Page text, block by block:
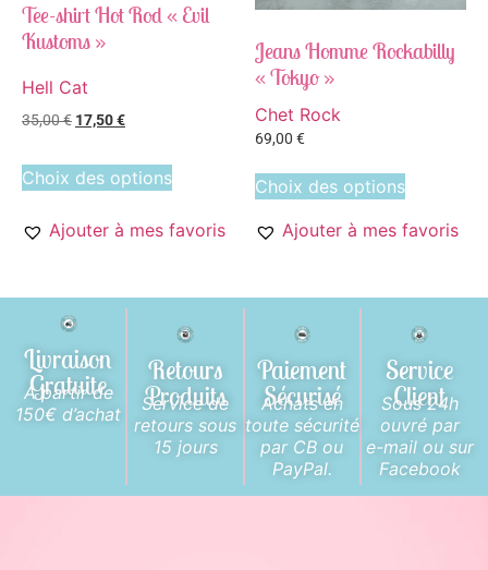
Tee-shirt Hot Rod « Evil
Kustoms »
Hell Cat
35,00€ 17,50€
Choix des options
Ajouter à mes favoris
Jeans Homme Rockabilly
« Tokyo »
Chet Rock
69,00 €
Choix des options
Ajouter à mes favoris
Livraison
Gratuite
A partir de
150€ d’achat
Retours
Produits
Service de
retours sous
15 jours
Paiement
Sécurisé
Achats en
toute sécurité
par CB ou
PayPal.
Service
Client
Sous 24h
ouvré par
e-mail ou sur
Facebook